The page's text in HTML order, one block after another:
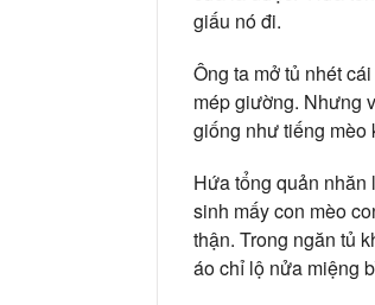
giấu nó đi.
Ông ta mở tủ nhét
mép giường. Nhưng
giống như tiếng mèo
Hứa tổng quản nhăn
sinh mấy con mèo
thận. Trong ngăn tủ
áo chỉ lộ nửa miệng